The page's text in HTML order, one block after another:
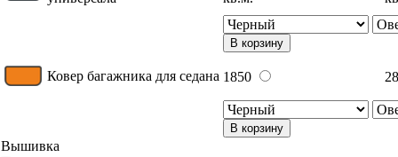
В корзину
Ковер багажника для седана 1850
В корзину
Вышивка